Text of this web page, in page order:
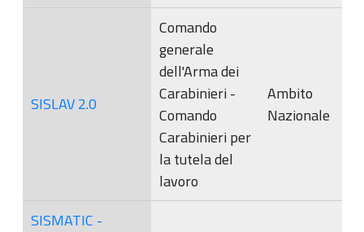
SISLAV 2.0
Comando
generale
dell'Arma dei
Carabinieri -
Comando
Carabinieri per
la tutela del
lavoro
Ambito
Nazionale
SISMATIC -